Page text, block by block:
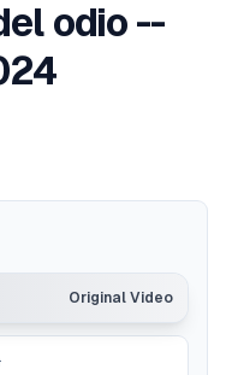
odio --
Original Video